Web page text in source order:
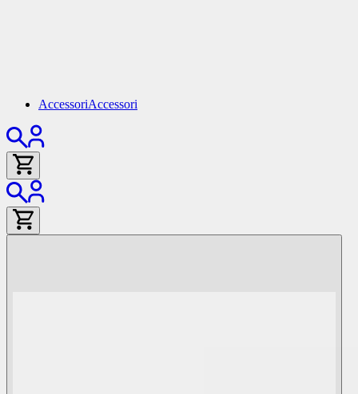
AccessoriAccessori